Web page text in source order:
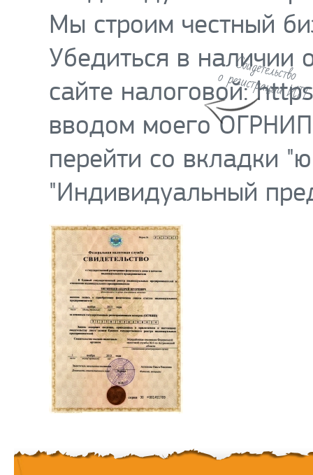
Мы строим честный
Убедиться в
сайте налоговой:
вводом моего
перейти со вкладки
"Индивидуальный